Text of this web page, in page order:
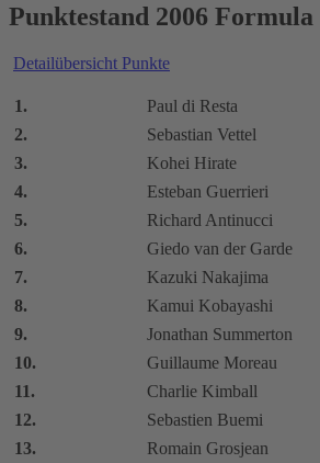
Punktestand 2006
Detailübersicht Punkte
1. Paul di Resta
2.
Sebastian Vettel
3.
Kohei Hirate
4.
Esteban Guerrieri
5.
Richard Antinucci
6.
Giedo van der Garde
7.
Kazuki Nakajima
8.
Kamui Kobayashi
9.
Jonathan Summerton
10.
Guillaume Moreau
11.
Charlie Kimball
12.
Sebastien Buemi
13.
Romain Grosjean